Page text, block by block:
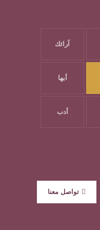
آرائك
أبها
أدب
تواصل معنا